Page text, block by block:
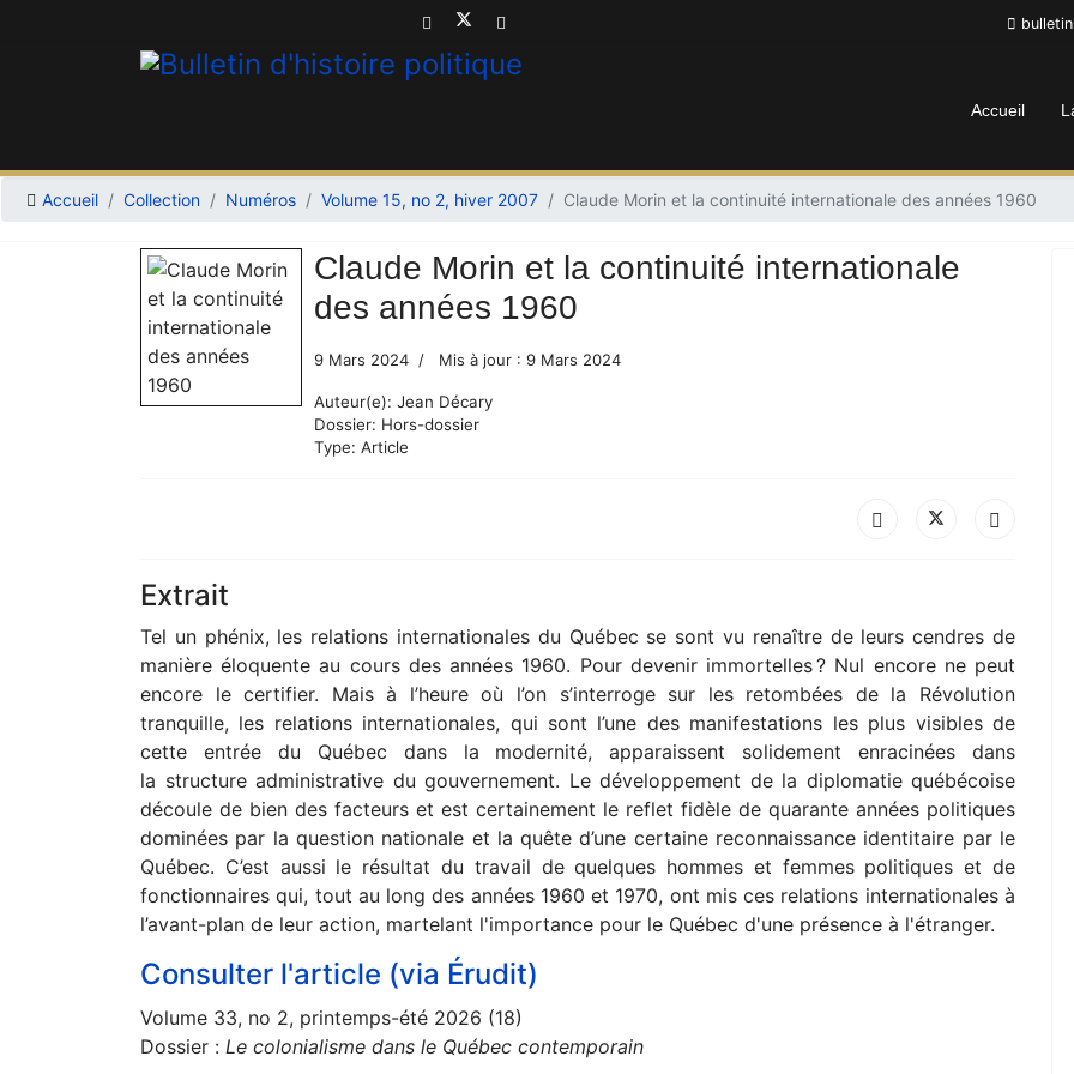
Accueil
Accueil Collection Numéros Volume 15, no 2, hiver 2007 Claude Morin et la continuité internationale des années 1960
Claude Morin et la continuité internationale
des années 1960
9 Mars 2024 Mis à jour : 9 Mars 2024
Auteur(e): Jean Décary
Dossier: Hors-dossier
Type: Article
Extrait
Tel un phénix, les relations internationales du Québec se sont vu renaître de leurs cendres de
manière éloquente au cours des années 1960. Pour devenir immortelles ? Nul encore ne peut
encore le certifier. Mais à l’heure où l’on s’interroge sur les retombées de la Révolution
tranquille, les relations internationales, qui sont l’une des manifestations les plus visibles de
cette entrée du Québec dans la modernité, apparaissent solidement enracinées dans
la structure administrative du gouvernement. Le développement de la diplomatie québécoise
découle de bien des facteurs et est certainement le reflet fidèle de quarante années politiques
dominées par la question nationale et la quête d’une certaine reconnaissance identitaire par le
Québec. C’est aussi le résultat du travail de quelques hommes et femmes politiques et de
fonctionnaires qui, tout au long des années 1960 et 1970, ont mis ces relations internationales à
l’avant-plan de leur action, martelant l'importance pour le Québec d'une présence à l'étranger.
Consulter l'article (via Érudit)
Volume 33, no 2, printemps-été 2026 (18)
Dossier : Le colonialisme dans le Québec contemporain